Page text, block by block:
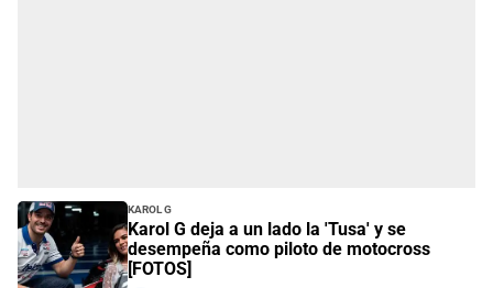
Karol G
Karol G deja a un lado la 'Tusa' y se
desempeña como piloto de motocross
[FOTOS]